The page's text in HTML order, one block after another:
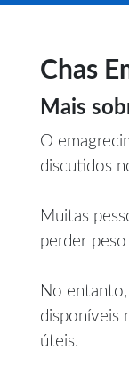
Chas
Mais
O
discutidos
Muitas
perder
No
disponíveis
úteis.